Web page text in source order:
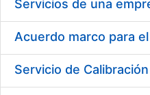
Erakutsi/Ezkutatu
Acuerdo marco para